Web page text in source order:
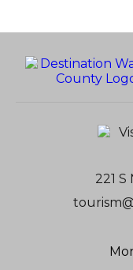
221 S